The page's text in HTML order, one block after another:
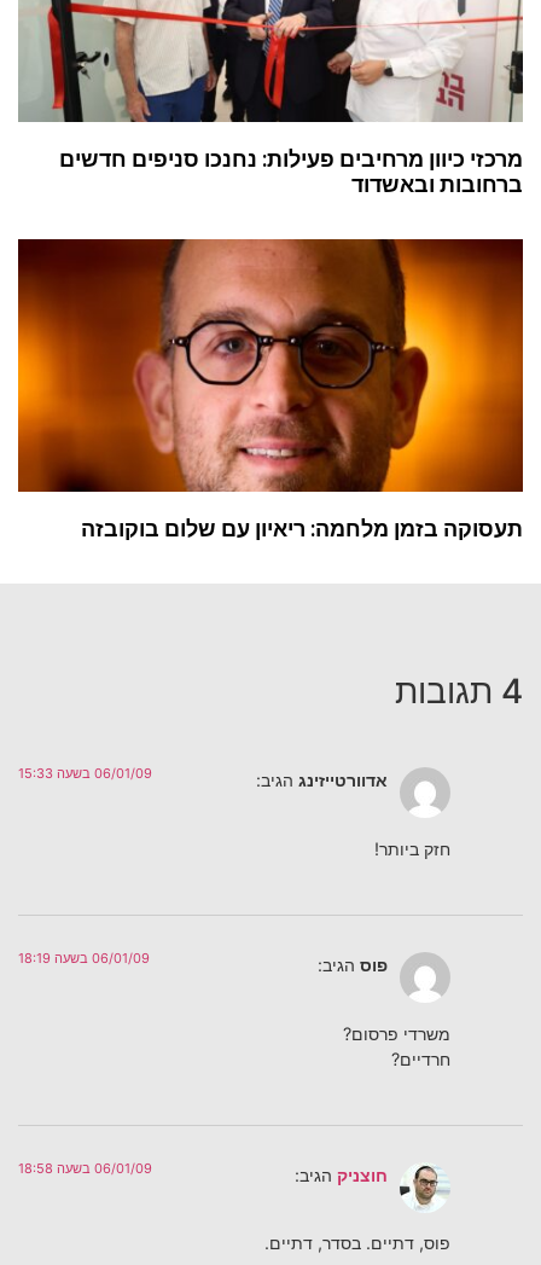
מרכזי כיוון מרחיבים פעילות: נחנכו סניפים חדשים
ברחובות ובאשדוד
תעסוקה בזמן מלחמה: ריאיון עם שלום בוקובזה
4 תגובות
אדוורטייזינג הגיב: 06/01/09 בשעה 15:33
חזק ביותר!
פוס הגיב: 06/01/09 בשעה 18:19
משרדי פרסום?
חרדיים?
חוצניק הגיב: 06/01/09 בשעה 18:58
פוס, דתיים. בסדר, דתיים.